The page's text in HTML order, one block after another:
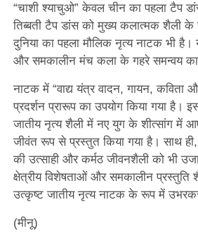
“चाशी श्याचुओ” केवल चीन का पहला टैप
तिब्बती टैप डांस को मुख्य कलात्मक शैली के
दुनिया का पहला मौलिक नृत्य नाटक भी
और समकालीन मंच कला के गहरे समन्वय का
नाटक में “वाद्य यंत्र वादन, गायन, कविता
प्रदर्शन प्रारूप का उपयोग किया गया है।
जातीय नृत्य शैली में नए युग के शीत्सांग में
जीवंत रूप से प्रस्तुत किया गया है। साथ ही,
की उत्साही और कर्मठ जीवनशैली को भी
क्षेत्रीय विशेषताओं और समकालीन
उत्कृष्ट जातीय नृत्य नाटक के रूप में
(मीनू)